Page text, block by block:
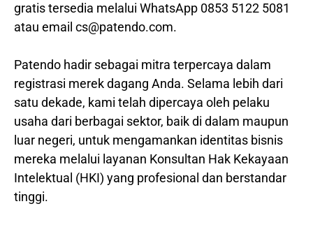
gratis tersedia melalui WhatsApp 0853 5122 5081
atau email cs@patendo.com.
Patendo hadir sebagai mitra terpercaya dalam
registrasi merek dagang Anda. Selama lebih dari
satu dekade, kami telah dipercaya oleh pelaku
usaha dari berbagai sektor, baik di dalam maupun
luar negeri, untuk mengamankan identitas bisnis
mereka melalui layanan Konsultan Hak Kekayaan
Intelektual (HKI) yang profesional dan berstandar
tinggi.